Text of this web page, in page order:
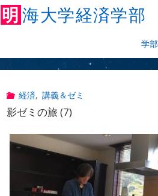
明海大学経済学部
学
経済, 講義＆ゼミ
影ゼミの旅 (7)